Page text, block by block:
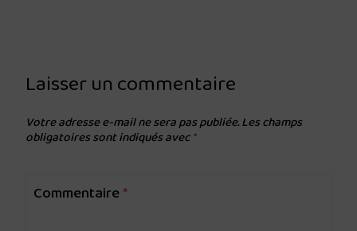
Laisser un commentaire
Votre adresse e-mail ne sera pas publiée.Les champs
obligatoires sont indiqués avec*
Commentaire*